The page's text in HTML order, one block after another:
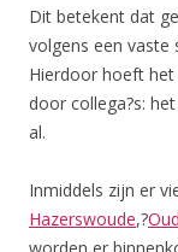
Dit betekent dat
volgens een vaste
Hierdoor hoeft
door collega?s:
al.
Inmiddels zijn er
Hazerswoude,?